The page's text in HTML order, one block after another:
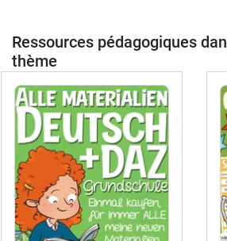
Ressources pédagogiques
thème